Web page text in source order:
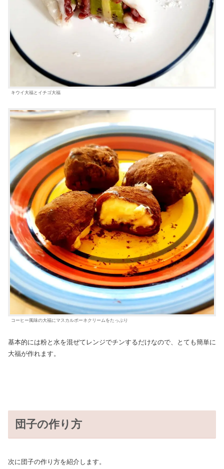
キウイ大福とイチゴ大福
コーヒー風味の大福にマスカルポーネクリームをたっぷり
基本的には粉と水を混ぜてレンジでチンするだけなので、とても簡単に
大福が作れます。
団子の作り方
次に団子の作り方を紹介します。